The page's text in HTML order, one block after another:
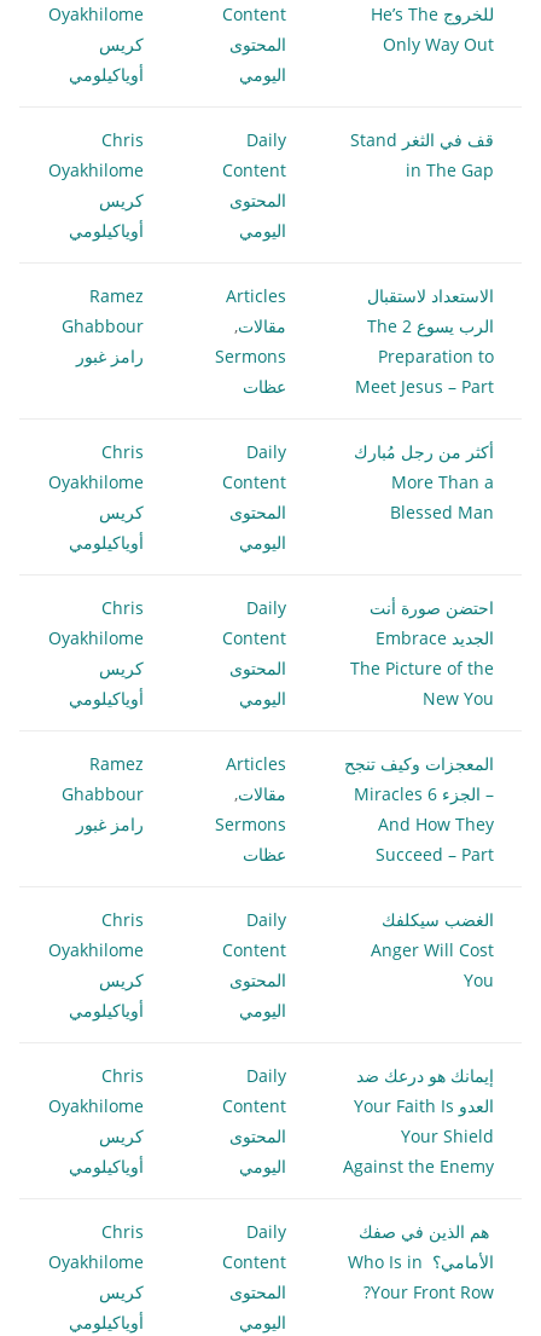
للخروج He’s The
Only Way Out
Content
المحتوى
اليومي
Oyakhilome
كريس
أوياكيلومي
قف في الثغر Stand
in The Gap
Daily
Content
المحتوى
اليومي
Chris
Oyakhilome
كريس
أوياكيلومي
الاستعداد لاستقبال
الرب يسوع 2 The
Preparation to
Meet Jesus – Part
Articles
مقالات,
Sermons
عظات
Ramez
Ghabbour
رامز غبور
أكثر من رجل مُبارك
More Than a
Blessed Man
Daily
Content
المحتوى
اليومي
Chris
Oyakhilome
كريس
أوياكيلومي
احتضن صورة أنت
الجديد Embrace
The Picture of the
New You
Daily
Content
المحتوى
اليومي
Chris
Oyakhilome
كريس
أوياكيلومي
المعجزات وكيف تنجح
– الجزء 6 Miracles
And How They
Succeed – Part
Articles
مقالات,
Sermons
عظات
Ramez
Ghabbour
رامز غبور
الغضب سيكلفك
Anger Will Cost
You
Daily
Content
المحتوى
اليومي
Chris
Oyakhilome
كريس
أوياكيلومي
إيمانك هو درعك ضد
العدو Your Faith Is
Your Shield
Against the Enemy
Daily
Content
المحتوى
اليومي
Chris
Oyakhilome
كريس
أوياكيلومي
هم الذين في صفك
الأمامي؟ Who Is in
Your Front Row?
Daily
Content
المحتوى
اليومي
Chris
Oyakhilome
كريس
أوياكيلومي